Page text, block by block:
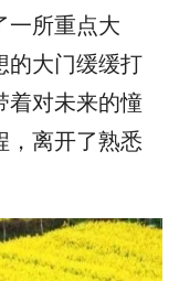
一所重点大
的大门缓缓打
着对未来的憧
，离开了熟悉